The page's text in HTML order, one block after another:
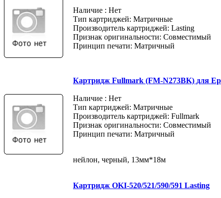
Наличие : Нет
Тип картриджей: Матричные
Производитель картриджей: Lasting
Признак оригинальности: Совместимый
Принцип печати: Матричный
Картридж Fullmark (FM-N273BK) для
Наличие : Нет
Тип картриджей: Матричные
Производитель картриджей: Fullmark
Признак оригинальности: Совместимый
Принцип печати: Матричный
нейлон, черный, 13мм*18м
Картридж OKI-520/521/590/591 Lasting